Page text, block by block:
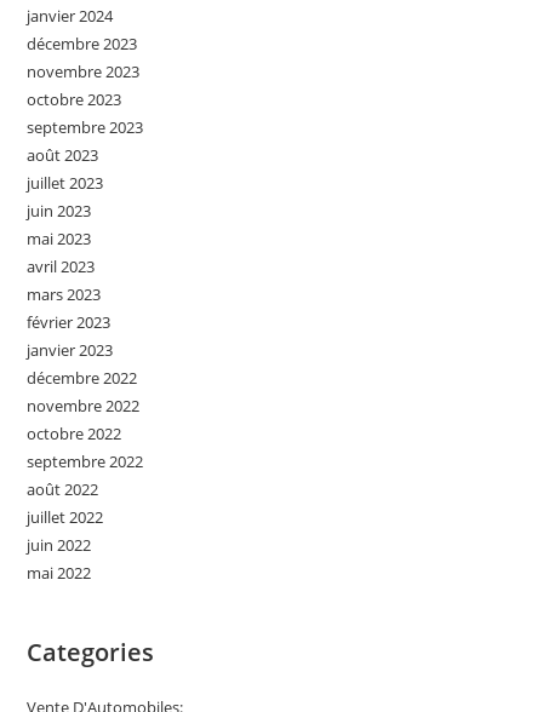
janvier 2024
décembre 2023
novembre 2023
octobre 2023
septembre 2023
août 2023
juillet 2023
juin 2023
mai 2023
avril 2023
mars 2023
février 2023
janvier 2023
décembre 2022
novembre 2022
octobre 2022
septembre 2022
août 2022
juillet 2022
juin 2022
mai 2022
Categories
Vente D'Automobiles: